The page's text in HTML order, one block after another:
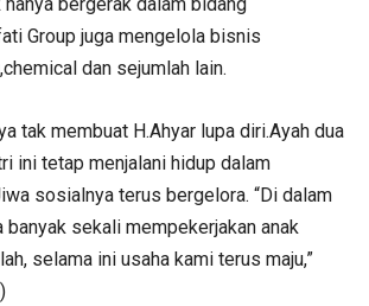
hanya bergerak dalam bidang
Group juga mengelola bisnis
dan sejumlah lain.
tak membuat H.Ahyar lupa diri.Ayah dua
ini tetap menjalani hidup dalam
sosialnya terus bergelora. “Di dalam
banyak sekali mempekerjakan anak
selama ini usaha kami terus maju,”